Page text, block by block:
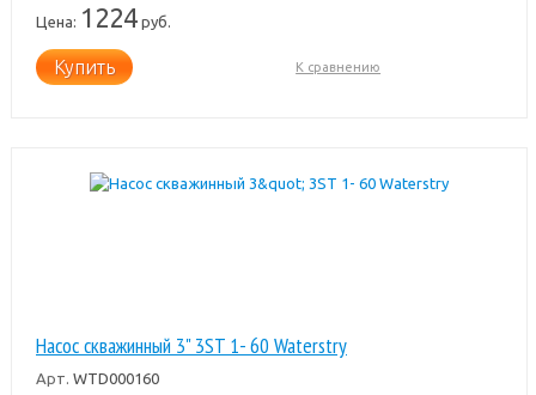
Цена: 1224руб.
Купить К сравнению
Насос скважинный 3" 3ST 1- 60 Waterstry
Арт. WTD000160